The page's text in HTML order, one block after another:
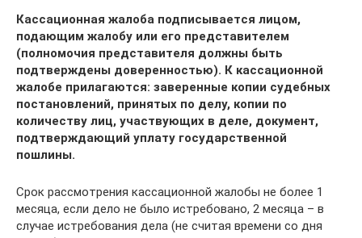
Кассационная жалоба подписывается лицом,
подающим жалобу или его представителем
(полномочия представителя должны быть
подтверждены доверенностью). К кассационной
жалобе прилагаются: заверенные копии судебных
постановлений, принятых по делу, копии по
количеству лиц, участвующих в деле, документ,
подтверждающий уплату государственной
пошлины.
Срок рассмотрения кассационной жалобы не более 1
месяца, если дело не было истребовано, 2 месяца – в
случае истребования дела (не считая времени со дня